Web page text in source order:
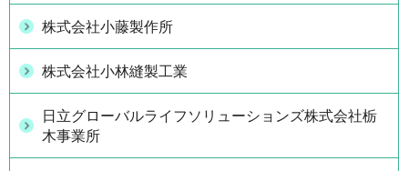
株式会社小藤製作所
株式会社小林縫製工業
日立グローバルライフソリューションズ株式会社栃
木事業所